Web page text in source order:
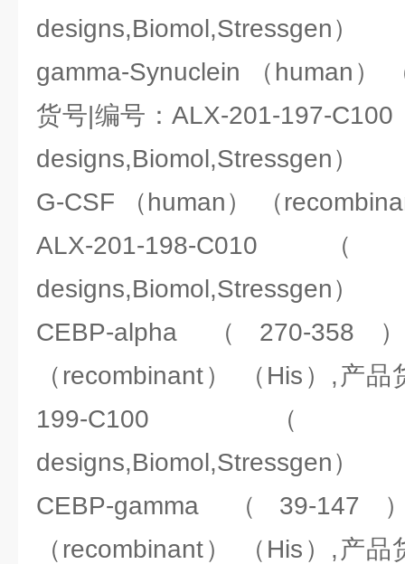
designs,Biomol,Stressgen）
gamma-Synuclein （human）
货号|编号：ALX-201-197-C100
designs,Biomol,Stressgen）
G-CSF （human） （
ALX-201-198-C010（
designs,Biomol,Stressgen）
CEBP-alpha （270-
（recombinant） （His）,产
199-C100（
designs,Biomol,Stressgen）
CEBP-gamma （39-
（recombinant） （His）,产